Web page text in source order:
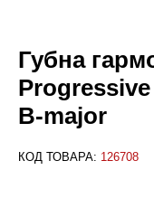
Губна
Progressive
B-major
КОД ТОВАРА: 126708